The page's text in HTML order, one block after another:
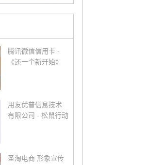
腾讯微信信用卡 -
《还一个新开始》
用友优普信息技术
有限公司 - 松鼠行动
圣淘电商 形象宣传